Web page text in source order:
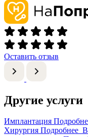
Оставить отзыв
Другие услуги
Имплантация
Хирургия Подробнее